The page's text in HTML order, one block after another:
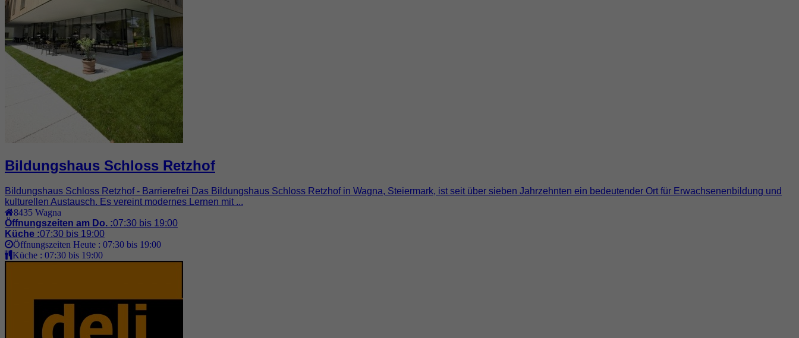
Bildungshaus Schloss Retzhof
Bildungshaus Schloss Retzhof - Barrierefrei Das Bildungshaus Schloss Retzhof in Wagna, Steiermark, ist seit über sieben Jahrzehnten ein bedeutender Ort für Erwachsenenbildung und
kulturellen Austausch. Es vereint modernes Lernen mit ...
8435 Wagna
Öffnungszeiten am Do. :07:30 bis 19:00
Küche :07:30 bis 19:00
Öffnungszeiten Heute : 07:30 bis 19:00
Küche : 07:30 bis 19:00